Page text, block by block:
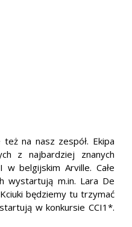
na nasz zespół. Ekipa
z najbardziej znanych
belgijskim Arville. Całe
wystartują m.in. Lara De
będziemy tu trzymać
w konkursie CCI1*.